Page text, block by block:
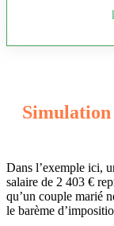
Simulation
Dans l’exemple ici,
salaire de 2 403 €
qu’un couple marié
le barème